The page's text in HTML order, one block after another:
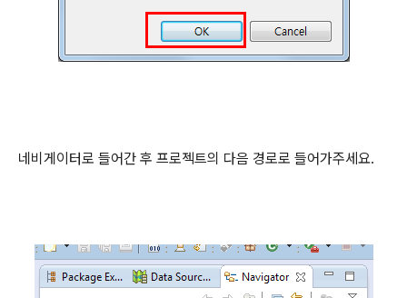
네비게이터로 들어간 후 프로젝트의 다음 경로로 들어가주세요.